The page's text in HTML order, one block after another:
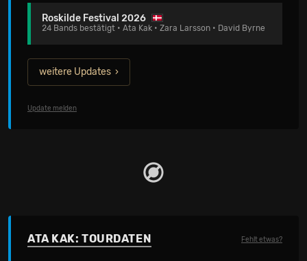
Roskilde Festival 2026
24 Bands bestätigt • Ata Kak • Zara Larsson • David Byrne
weitere Updates
Update melden
ATA KAK: TOURDATEN Fehlt etwas?